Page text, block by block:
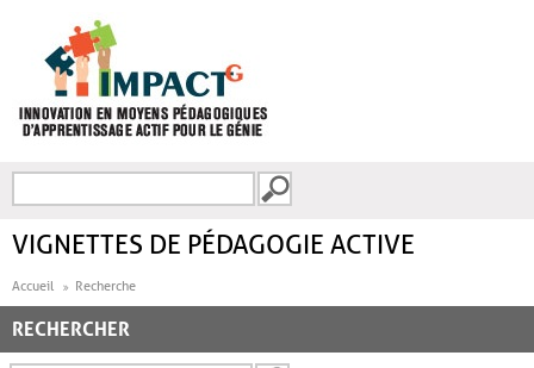
FORMULAIRE DE
VIGNETTES DE PÉDAGOGIE ACTIVE
Accueil Recherche
RECHERCHER